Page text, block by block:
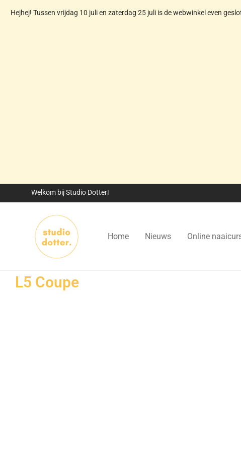
Hejhej! Tussen vrijdag 10 juli en zaterdag 25 juli is de webwinkel even
Welkom bij Studio Dotter!
Home Nieuws Online
L5 Coupe